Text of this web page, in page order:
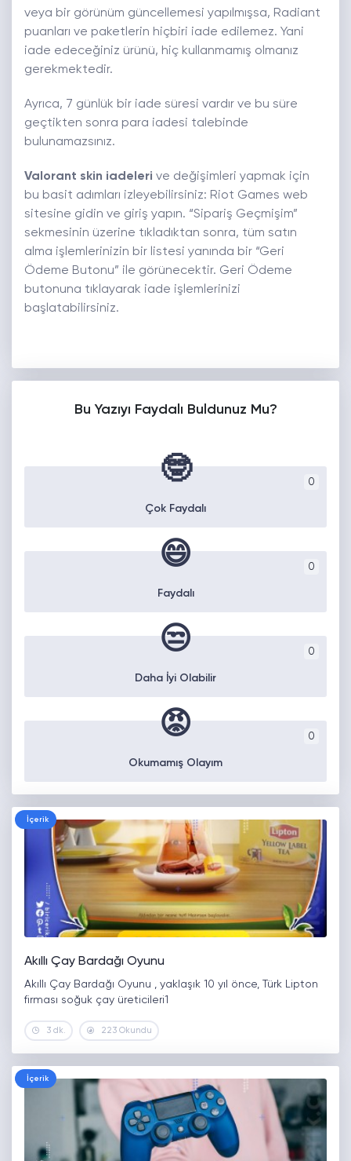
veya bir görünüm güncellemesi yapılmışsa, Radiant
puanları ve paketlerin hiçbiri iade edilemez. Yani
iade edeceğiniz ürünü, hiç kullanmamış olmanız
gerekmektedir.
Ayrıca, 7 günlük bir iade süresi vardır ve bu süre
geçtikten sonra para iadesi talebinde
bulunamazsınız.
Valorant skin iadeleri ve değişimleri yapmak için
bu basit adımları izleyebilirsiniz: Riot Games web
sitesine gidin ve giriş yapın. “Sipariş Geçmişim”
sekmesinin üzerine tıkladıktan sonra, tüm satın
alma işlemlerinizin bir listesi yanında bir “Geri
Ödeme Butonu” ile görünecektir. Geri Ödeme
butonuna tıklayarak iade işlemlerinizi
başlatabilirsiniz.
Bu Yazıyı Faydalı Buldunuz Mu?
0
🤓
Çok Faydalı
0
😄
Faydalı
0
😒
Daha İyi Olabilir
0
😡
Okumamış Olayım
İçerik
Akıllı Çay Bardağı Oyunu
Akıllı Çay Bardağı Oyunu , yaklaşık 10 yıl önce, Türk Lipton
firması soğuk çay üreticileri1
3 dk. 223 Okundu
İçerik